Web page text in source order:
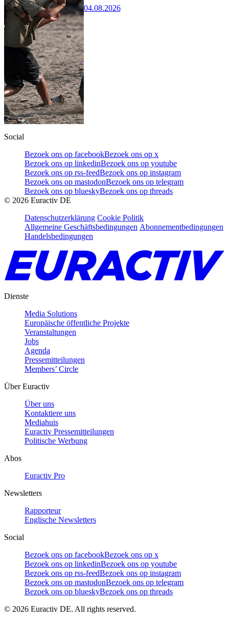
04.08.2026
Social
Bezoek ons op facebookBezoek ons op x
Bezoek ons op linkedinBezoek ons op youtube
Bezoek ons op rss-feedBezoek ons op instagram
Bezoek ons op mastodonBezoek ons op telegram
Bezoek ons op blueskyBezoek ons op threads
© 2026 Euractiv DE
Datenschutzerklärung Cookie Politik
Allgemeine Geschäftsbedingungen Abonnementbedingungen
Handelsbedingungen
Dienste
Media Solutions
Europäische öffentliche Projekte
Veranstaltungen
Jobs
Agenda
Pressemitteilungen
Members’ Circle
Über Euractiv
Über uns
Kontaktiere uns
Mediahuis
Euractiv Pressemitteilungen
Politische Werbung
Abos
Euractiv Pro
Newsletters
Rapporteur
Englische Newsletters
Social
Bezoek ons op facebookBezoek ons op x
Bezoek ons op linkedinBezoek ons op youtube
Bezoek ons op rss-feedBezoek ons op instagram
Bezoek ons op mastodonBezoek ons op telegram
Bezoek ons op blueskyBezoek ons op threads
© 2026 Euractiv DE. All rights reserved.